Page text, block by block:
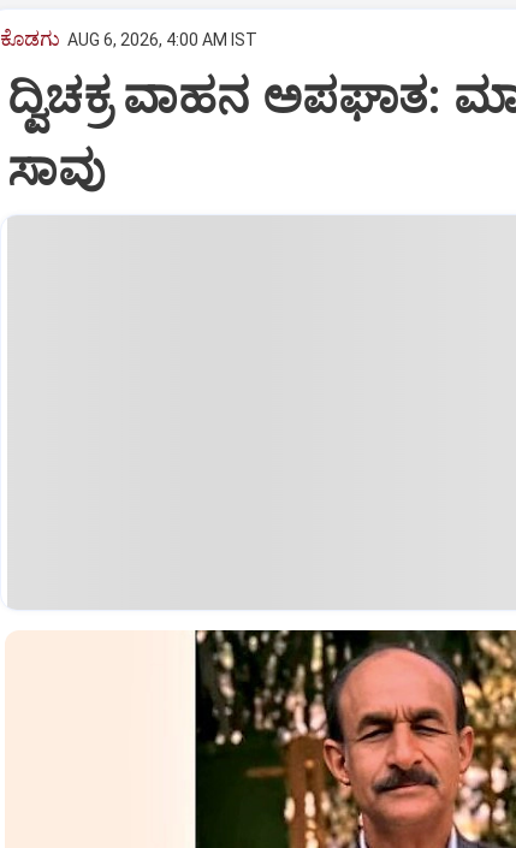
ಕೊಡಗು AUG 6, 2026, 4:00 AM IST
ದ್ವಿಚಕ್ರ ವಾಹನ ಅಪಘಾತ:
ಸಾವು